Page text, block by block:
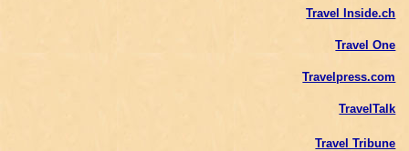
Travel Inside.ch
Travel One
Travelpress.com
TravelTalk
Travel Tribune